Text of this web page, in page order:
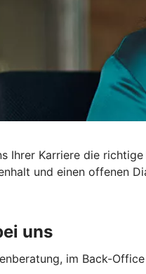
Ihrer Karriere die
und einen offenen
uns
im Back-